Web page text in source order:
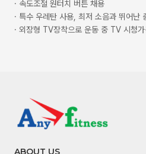
· 속도조절 원터치 버튼 채용
· 특수 우레탄 사용, 최저 소음과 뛰어난
· 외장형 TV장착으로 운동 중 TV 시청
ABOUT US